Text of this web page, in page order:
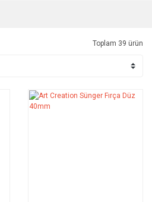
Toplam 39 ürün